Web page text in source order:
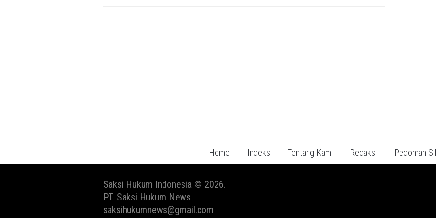
Home Indeks Tentang Kami Redaksi Pedoman
Saksi Hukum Indonesia © 2026.
PT. Saksi Hukum News
saksihukumnews@gmail.com